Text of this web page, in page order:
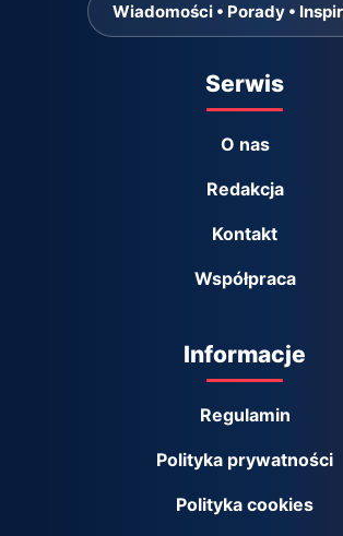
Wiadomości • Porady •
Serwis
O nas
Redakcja
Kontakt
Współpraca
Informacje
Regulamin
Polityka prywatności
Polityka cookies